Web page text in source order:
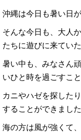
沖縄は今日も暑い日
そんな今日も、大人
たちに遊びに来てい
暑い中も、みなさん
いひと時を過ごすこ
カニやハゼを探した
することができまし
海の方は風が強くて